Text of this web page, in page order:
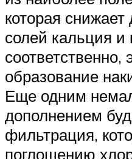
которая
солей кальция и
соответственно,
образование
Еще одним
дополнением
фильтрация,
поглощению